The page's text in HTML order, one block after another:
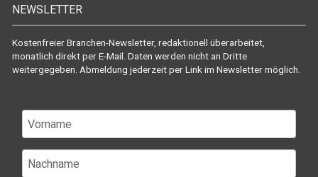
NEWSLETTER
Kostenfreier Branchen-Newsletter, redaktionell überarbeitet,
monatlich direkt per E-Mail. Daten werden nicht an Dritte
weitergegeben. Abmeldung jederzeit per Link im Newsletter möglich.